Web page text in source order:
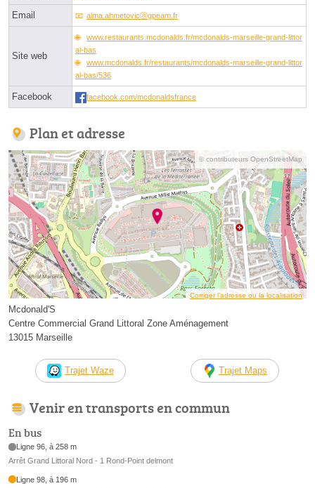
Email alma.ahmetovicⓐgpeam.fr
Site web
www.restaurants.mcdonalds.fr/mcdonalds-marseille-grand-littor
al-bas
www.mcdonalds.fr/restaurants/mcdonalds-marseille-grand-littor
al-bas/536
Facebook facebook.com/mcdonaldsfrance
Plan et adresse
© contributeurs OpenStreetMap
Corriger l’adresse ou la localisation
Mcdonald'S
Centre Commercial Grand Littoral Zone Aménagement
13015 Marseille
Trajet Waze Trajet Maps
Venir en transports en commun
En bus
Ligne 96, à 258 m
Arrêt Grand Littoral Nord - 1 Rond-Point delmont
Ligne 98, à 196 m